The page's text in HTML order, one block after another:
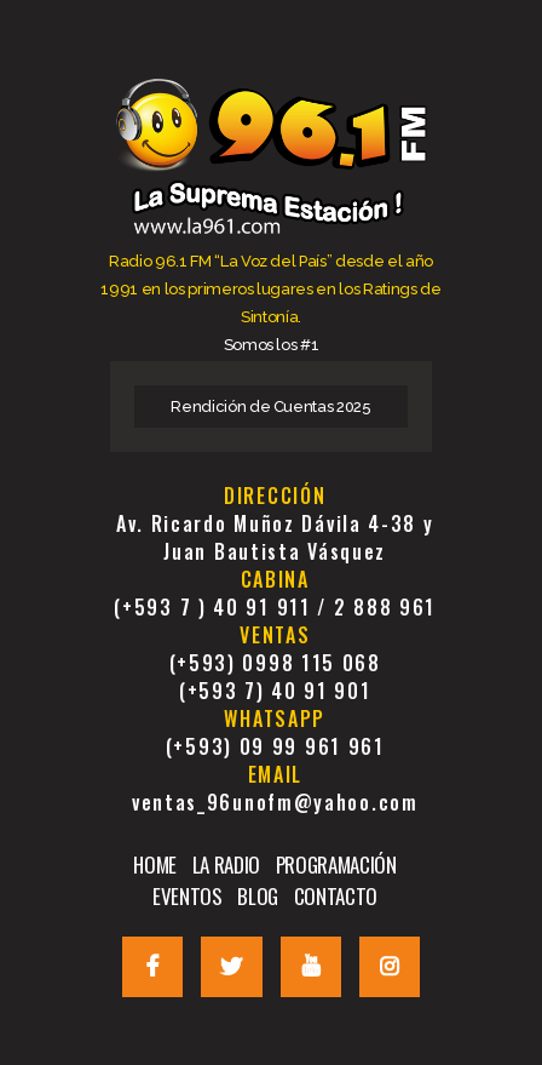
Radio 96.1 FM “La Voz del País” desde el año
1991 en los primeros lugares en los Ratings de
Sintonía.
Somos los #1
Rendición de Cuentas 2025
DIRECCIÓN
Av. Ricardo Muñoz Dávila 4-38 y
Juan Bautista Vásquez
CABINA
(+593 7 ) 40 91 911 / 2 888 961
VENTAS
(+593) 0998 115 068
(+593 7) 40 91 901
WHATSAPP
(+593) 09 99 961 961
EMAIL
ventas_96unofm@yahoo.com
HOME LA RADIO PROGRAMACIÓN
EVENTOS BLOG CONTACTO